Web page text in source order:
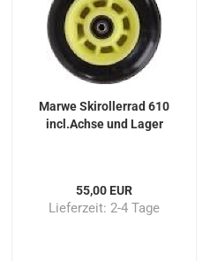
Marwe Skirollerrad 610
incl.Achse und Lager
55,00 EUR
Lieferzeit: 2-4 Tage